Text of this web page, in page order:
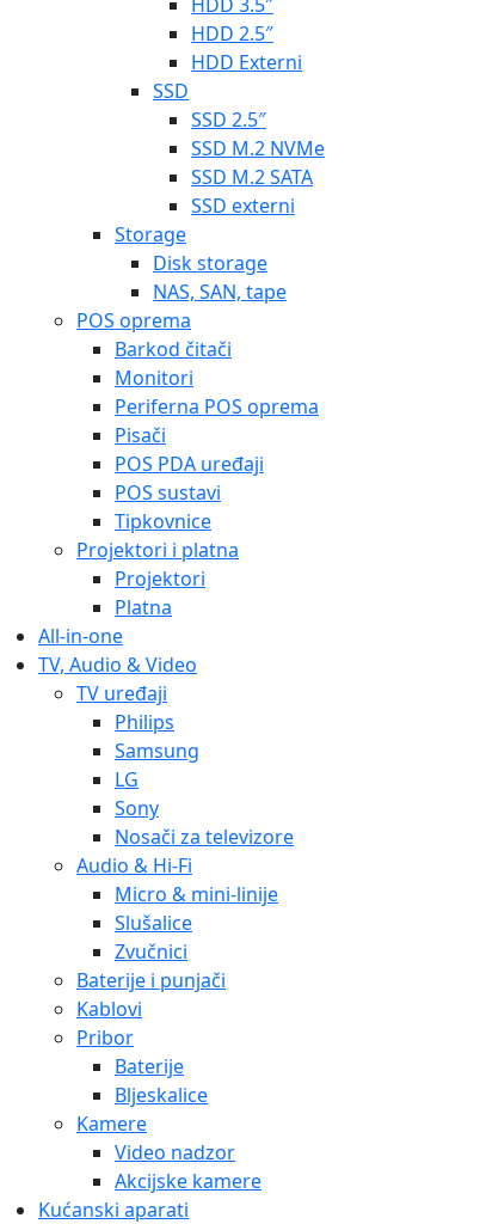
HDD 2.5″
HDD Externi
SSD
SSD 2.5″
SSD M.2 NVMe
SSD M.2 SATA
SSD externi
Storage
Disk storage
NAS, SAN, tape
POS oprema
Barkod čitači
Monitori
Periferna POS oprema
Pisači
POS PDA uređaji
POS sustavi
Tipkovnice
Projektori i platna
Projektori
Platna
All-in-one
TV, Audio & Video
TV uređaji
Philips
Samsung
LG
Sony
Nosači za televizore
Audio & Hi-Fi
Micro & mini-linije
Slušalice
Zvučnici
Baterije i punjači
Kablovi
Pribor
Baterije
Bljeskalice
Kamere
Video nadzor
Akcijske kamere
Kućanski aparati